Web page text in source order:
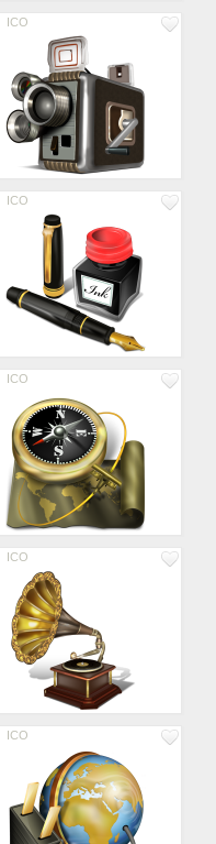
ICO
ICO
ICO
ICO
ICO